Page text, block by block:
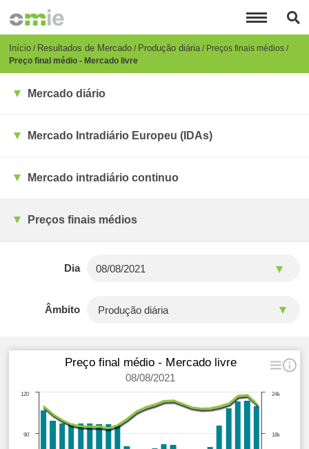
para
conteúdo
principal
Breadcrumb
Início Resultados de Mercado Produção diária Preços finais médios
Preço final médio - Mercado livre
Mercado diário
Mercado Intradiário Europeu (IDAs)
Mercado intradiário continuo
Preços finais médios
Dia
Âmbito
Preço final médio - Mercado livre
08/08/2021
24k
18k
120
90